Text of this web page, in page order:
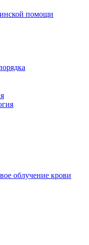
помощи
облучение крови